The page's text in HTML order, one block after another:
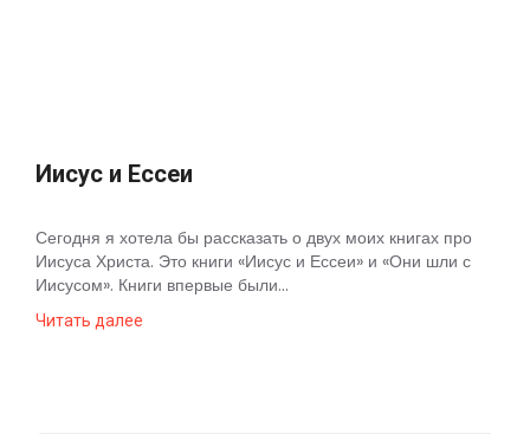
Иисус и Ессеи
Сегодня я хотела бы рассказать о двух моих книгах про
Иисуса Христа. Это книги «Иисус и Ессеи» и «Они шли с
Иисусом». Книги впервые были...
Читать далее